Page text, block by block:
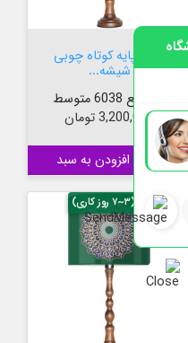
آباژور پایه کوتاه چوبی
شیشه...
کدمرجع 6038 متوسط
قیمت
3,200,000 تومان
 افزودن به سبد
پیش فروش (۳~۷ روز کاری)